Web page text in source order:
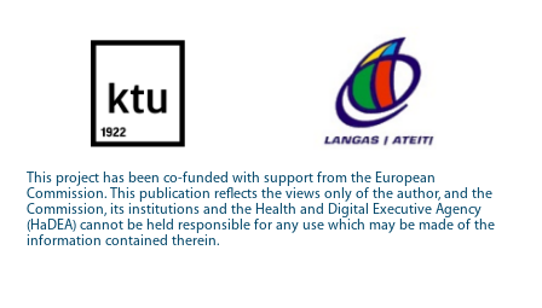
This project has been co-funded with support from the European
Commission. This publication reflects the views only of the author, and the
Commission, its institutions and the Health and Digital Executive Agency
(HaDEA) cannot be held responsible for any use which may be made of the
information contained therein.